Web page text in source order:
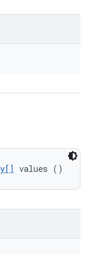
values ()